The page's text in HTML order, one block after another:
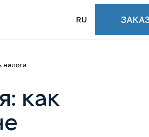
RU
налоги
как